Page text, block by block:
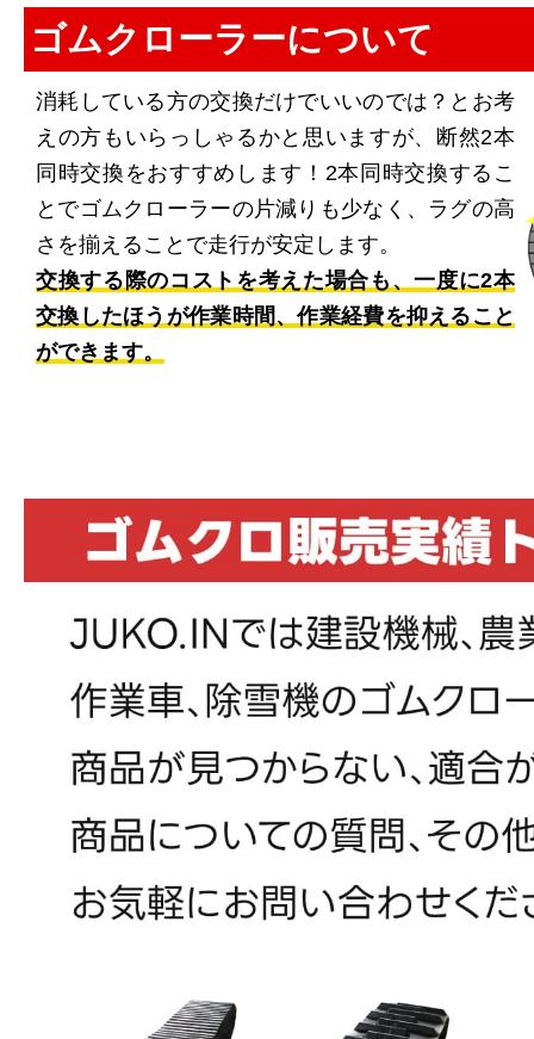
ゴムクローラーについて
消耗している方の交換だけでいいのでは？とお考
えの方もいらっしゃるかと思いますが、断然2本
同時交換をおすすめします！2本同時交換するこ
とでゴムクローラーの片減りも少なく、ラグの高
さを揃えることで走行が安定します。
交換する際のコストを考えた場合も、一度に2本
交換したほうが作業時間、作業経費を抑えること
ができます。